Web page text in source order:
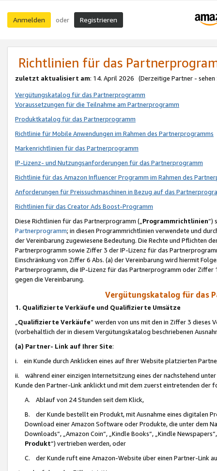
Anmelden oder Registrieren
Richtlinien für das
zuletzt aktualisiert am: 14. April 2026 (Derzeitige Partner - sehen
Vergütungskatalog für das Partnerprogramm
Voraussetzungen für die Teilnahme am Partnerprogramm
Produktkatalog für das Partnerprogramm
Richtlinie für Mobile Anwendungen im Rahmen des Partnerprogramms
Markenrichtlinien für das Partnerprogramm
IP-Lizenz- und Nutzungsanforderungen für das Partnerprogramm
Richtlinie für das Amazon Influencer Programm im Rahmen des
Anforderungen für Preissuchmaschinen in Bezug auf das
Richtlinien für das Creator Ads Boost-Programm
Diese Richtlinien für das Partnerprogramm („Programmrichtlinien“)
Partnerprogramm; in diesen Programmrichtlinien verwendete und
der Vereinbarung zugewiesene Bedeutung. Die Rechte und Pflichten
Partnerprogramm sowie Ziffer 3 der IP-Lizenz für das
Einschränkung von Ziffer 6 Abs. (a) der Vereinbarung wird hiermit
Partnerprogramm, die IP-Lizenz für das Partnerprogramm oder
gegen die Vereinbarung.
Vergütungskatalog für das
1. Qualifizierte Verkäufe und Qualifizierte Umsätze
Qualifizierte Verkäufe“ werden von uns mit den in Ziffer 3
(vorbehaltlich der in diesem Vergütungskatalog beschriebenen
(a) Partner- Link auf Ihrer Site:
i. ein Kunde durch Anklicken eines auf Ihrer Website platzierten
ii. während einer einzigen Internetsitzung eines der nachstehend
Kunde den Partner-Link anklickt und mit dem zuerst eintretenden der
A. Ablauf von 24 Stunden seit dem Klick,
B. der Kunde bestellt ein Produkt, mit Ausnahme eines digitalen
Download einer Amazon Software oder Produkte, die unter dem
Downloads“, „Amazon Coin“, „Kindle Books“, „Kindle
Produkt“) vertrieben werden, oder
C. der Kunde ruft eine Amazon-Website über einen Partner-Link